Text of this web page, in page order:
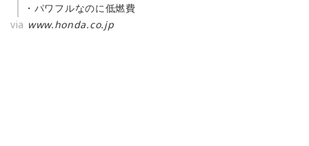
・パワフルなのに低燃費
via www.honda.co.jp